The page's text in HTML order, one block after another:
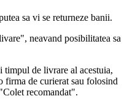
sa vi se returneze banii.
neavand posibilitatea sa
de livrare al acestuia,
firma de curierat sau folosind
recomandat".